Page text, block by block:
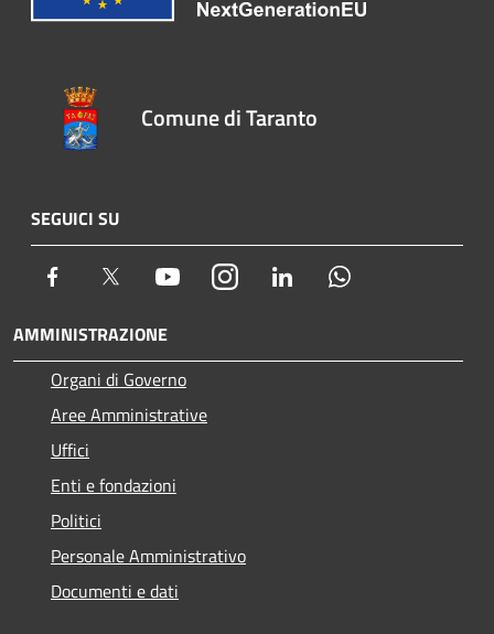
Comune di Taranto
SEGUICI SU
Facebook Twitter YoutubeInstagram LinkedIn
AMMINISTRAZIONE
Organi di Governo
Aree Amministrative
Uffici
Enti e fondazioni
Politici
Personale Amministrativo
Documenti e dati